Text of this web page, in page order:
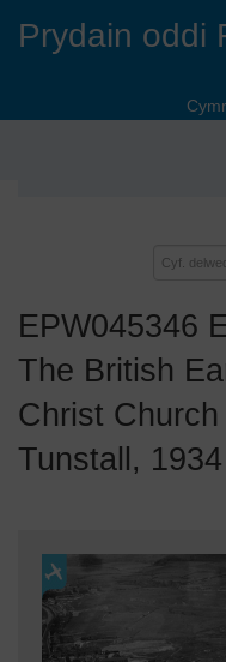
Prydain oddi
EPW045346
The British
Christ
Tunstall, 1934